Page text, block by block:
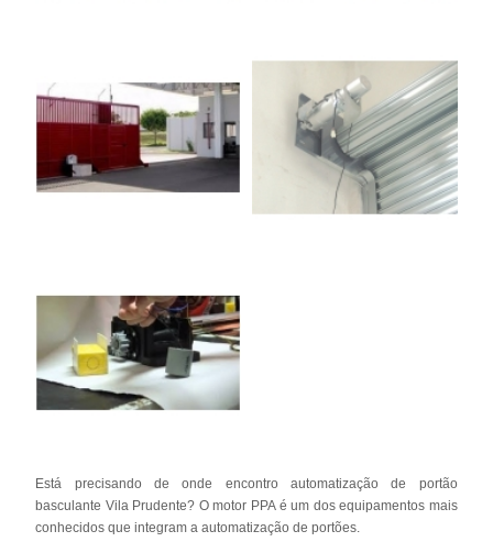
Está precisando de onde encontro automatização de portão
basculante Vila Prudente? O motor PPA é um dos equipamentos mais
conhecidos que integram a automatização de portões.